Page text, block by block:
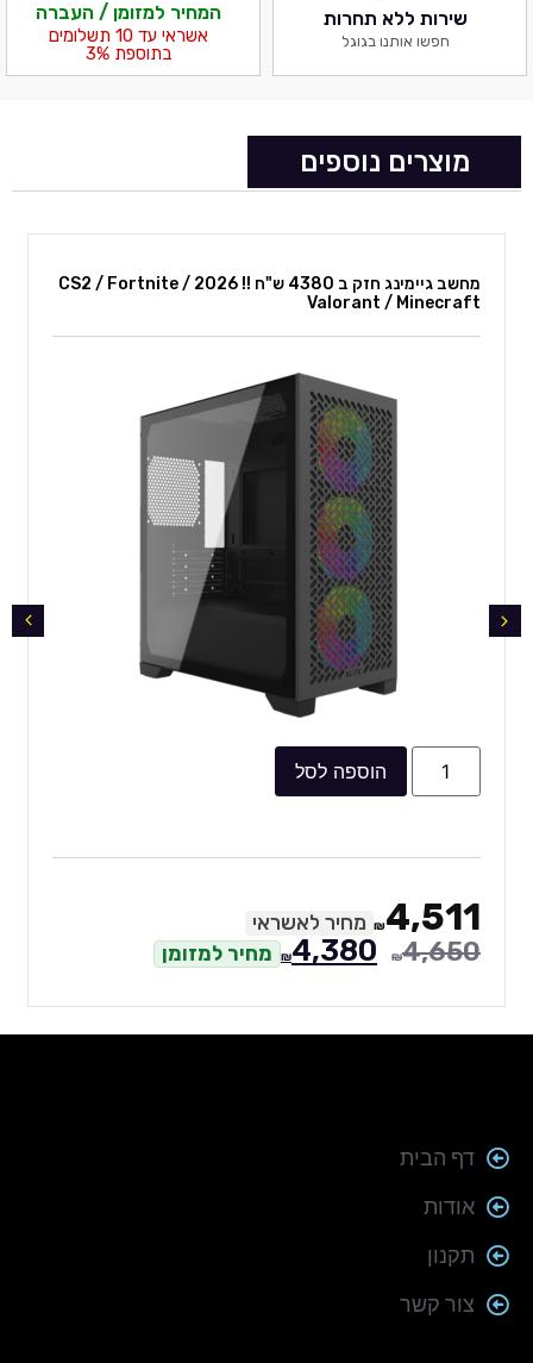
שירות ללא תחרות
חפשו אותנו בגוגל
המחיר למזומן / העברה
אשראי עד 10 תשלומים
בתוספת 3%
מוצרים נוספים
מחשב גיימינג חזק ב 4380 ש"ח !! 2026 CS2 / Fortnite /
Valorant / Minecraft
הוספה לסל
₪4,511 מחיר לאשראי
₪4,650
₪4,380 מחיר למזומן
דף הבית
אודות
תקנון
צור קשר